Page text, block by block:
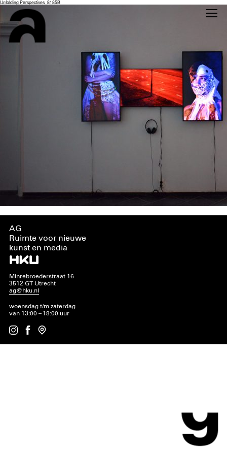
Unfolding Perspectives_8185B
AG
Ruimte voor nieuwe
kunst en media
Minrebroederstraat 16
3512 GT Utrecht
ag@hku.nl
woensdag t/m zaterdag
van 13:00 – 18:00 uur